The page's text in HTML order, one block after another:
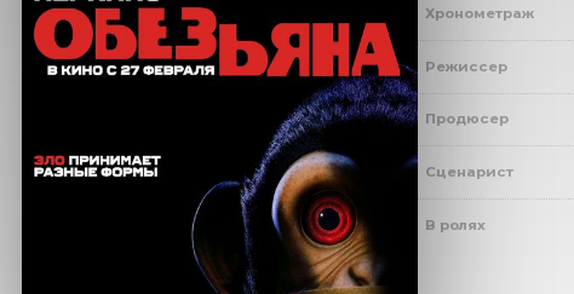
Хронометраж
Режиссер
Продюсер
Сценарист
В ролях